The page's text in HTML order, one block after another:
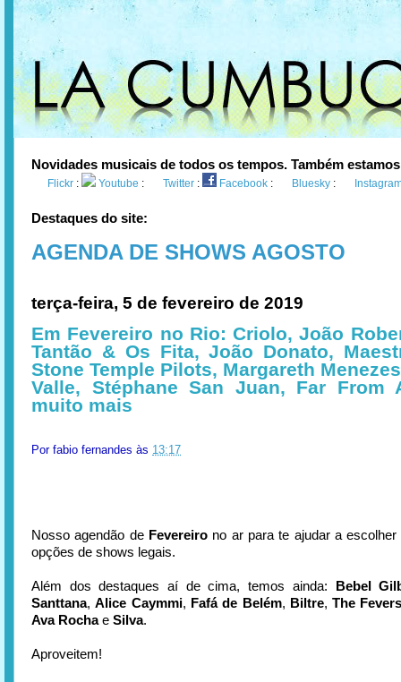
Novidades musicais de todos os tempos. Também
Flickr : Youtube : Twitter : Facebook : Bluesky :
Destaques do site:
AGENDA DE SHOWS AGOSTO
terça-feira, 5 de fevereiro de 2019
Em Fevereiro no Rio: Criolo, João
Tantão & Os Fita, João Donato,
Stone Temple Pilots, Margareth
Valle, Stéphane San Juan, Far From
muito mais
Por fabio fernandes às 13:17
Nosso agendão de Fevereiro no ar para te ajudar a escolher
opções de shows legais.
Além dos destaques aí de cima, temos ainda: Bebel
Santtana,Alice Caymmi, Fafá de Belém, Biltre,The
Ava Rochae Silva.
Aproveitem!